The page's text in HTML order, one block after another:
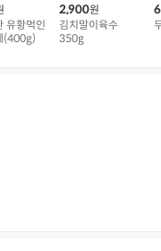
유황먹인
(400g)
2,900원
김치말이육수
350g